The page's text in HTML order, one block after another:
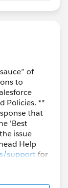
of
to
Policies. **
that
'Best
issue
Help
supportfor